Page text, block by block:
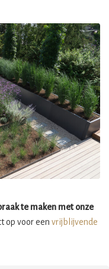
te maken met onze
op voor een vrijblijvende